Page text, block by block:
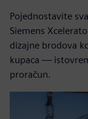
Pojednostavite
Siemens
dizajne brodova
kupaca —
proračun.